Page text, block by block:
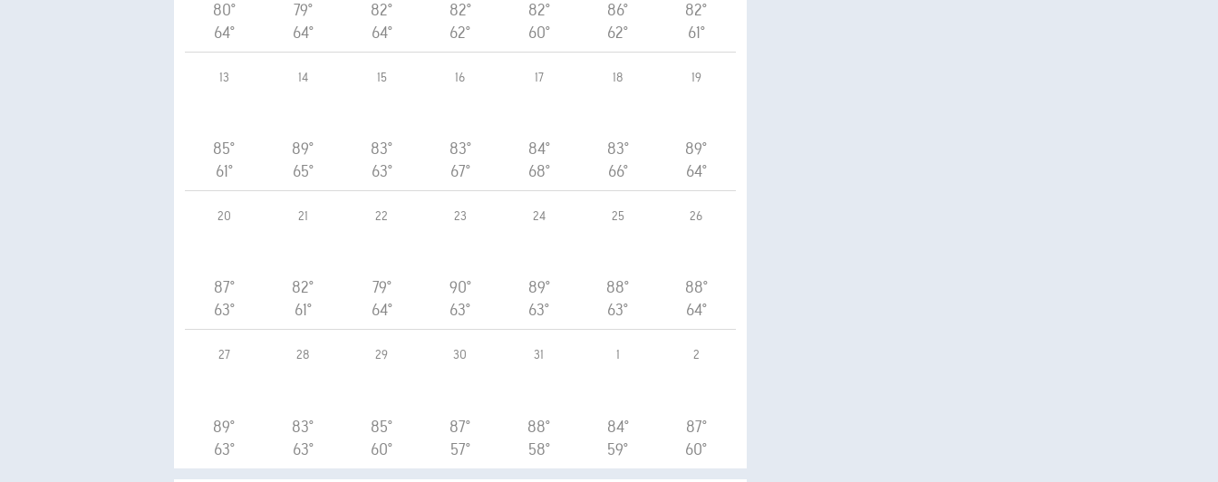
80°
64°
79°
64°
82°
64°
82°
62°
82°
60°
86°
62°
82°
61°
13
85°
61°
14
89°
65°
15
83°
63°
16
83°
67°
17
84°
68°
18
83°
66°
19
89°
64°
20
87°
63°
21
82°
61°
22
79°
64°
23
90°
63°
24
89°
63°
25
88°
63°
26
88°
64°
27
89°
63°
28
83°
63°
29
85°
60°
30
87°
57°
31
88°
58°
1
84°
59°
2
87°
60°